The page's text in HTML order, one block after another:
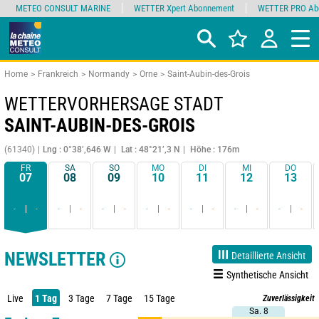
Home Frankreich Normandy Orne Saint-Aubin-des-Grois
WETTERVORHERSAGE STADT
SAINT-AUBIN-DES-GROIS
(61340) Lng : 0°38’,646 W Lat : 48°21’,3 N
Höhe : 176m
FR
07
- -
SA
08
- -
SO
09
- -
MO
10
- -
DI
11
- -
MI
12
- -
DO
13
- -
NEWSLETTER
Detaillierte Ansicht
Synthetische Ansicht
Live 1 Tag 3 Tage 7 Tage 15 Tage Zuverlässigkeit
Sa. 8
Sa. 8
METEO CONSULT MARINE WETTER Xpert Abonnement WETTER PRO